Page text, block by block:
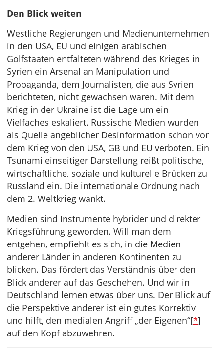
Den Blick weiten
Westliche Regierungen und Medienunternehmen
in den USA, EU und einigen arabischen
Golfstaaten entfalteten während des Krieges in
Syrien ein Arsenal an Manipulation und
Propaganda, dem Journalisten, die aus Syrien
berichteten, nicht gewachsen waren. Mit dem
Krieg in der Ukraine ist die Lage um ein
Vielfaches eskaliert. Russische Medien wurden
als Quelle angeblicher Desinformation schon vor
dem Krieg von den USA, GB und EU verboten. Ein
Tsunami einseitiger Darstellung reißt politische,
wirtschaftliche, soziale und kulturelle Brücken zu
Russland ein. Die internationale Ordnung nach
dem 2. Weltkrieg wankt.
Medien sind Instrumente hybrider und direkter
Kriegsführung geworden. Will man dem
entgehen, empfiehlt es sich, in die Medien
anderer Länder in anderen Kontinenten zu
blicken. Das fördert das Verständnis über den
Blick anderer auf das Geschehen. Und wir in
Deutschland lernen etwas über uns. Der Blick auf
die Perspektive anderer ist ein gutes Korrektiv
und hilft, den medialen Angriff „der Eigenen“[*]
auf den Kopf abzuwehren.